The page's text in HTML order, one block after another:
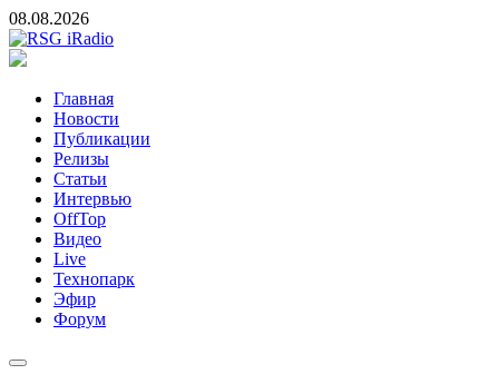
Skip
to
content
08.08.2026
без возрастных ограничений
Главная
Новости
Публикации
Релизы
Статьи
Интервью
OffTop
Видео
Live
Технопарк
Эфир
Форум